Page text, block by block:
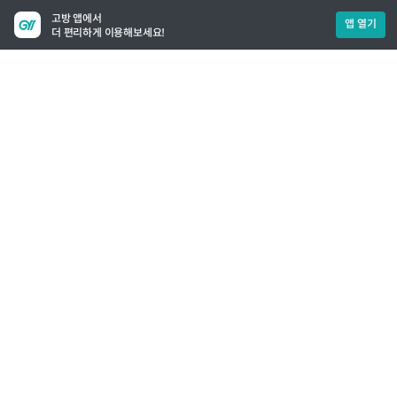
고방 앱에서
더 편리하게 이용해보세요!
앱 열기